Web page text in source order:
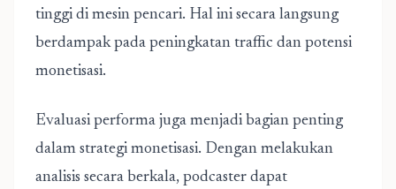
tinggi di mesin pencari. Hal ini secara langsung
berdampak pada peningkatan traffic dan potensi
monetisasi.
Evaluasi performa juga menjadi bagian penting
dalam strategi monetisasi. Dengan melakukan
analisis secara berkala, podcaster dapat